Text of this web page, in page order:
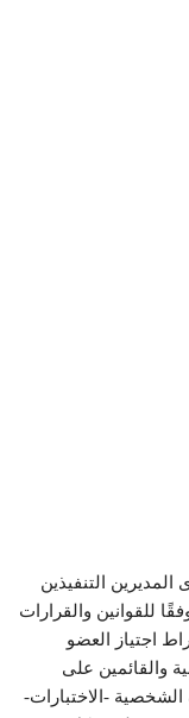
التنفيذين
للقوانين والقرارات
اجتياز العضو
والقائمين على
الشخصية -الاختبارات-